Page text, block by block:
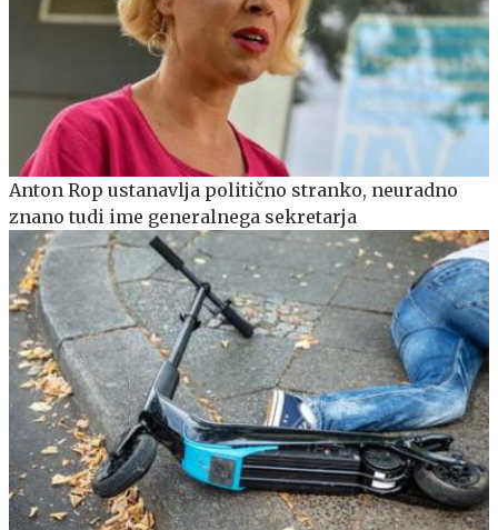
Anton Rop ustanavlja politično stranko, neuradno
znano tudi ime generalnega sekretarja